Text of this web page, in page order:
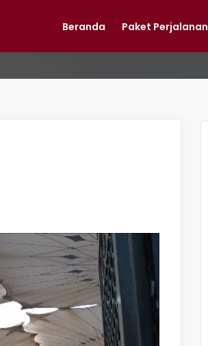
Beranda Paket Perjalanan